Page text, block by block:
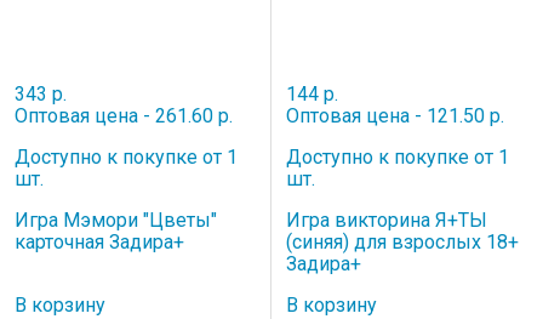
343 р.
Оптовая цена - 261.60 р.
Доступно к покупке от 1
шт.
Игра Мэмори "Цветы"
карточная Задира+
В корзину
144 р.
Оптовая цена - 121.50 р.
Доступно к покупке от 1
шт.
Игра викторина Я+ТЫ
(синяя) для взрослых 18+
Задира+
В корзину